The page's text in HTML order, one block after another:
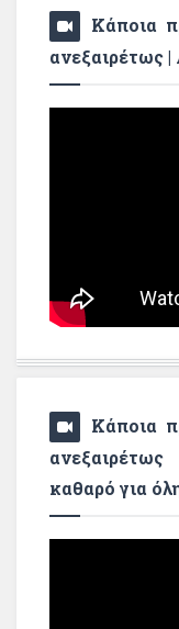
Κάποια
ανεξαιρέτως
Κάποια
καθαρό για